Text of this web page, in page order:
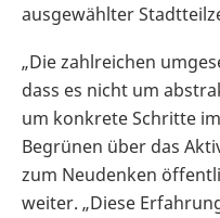
ausgewählter
„Die zahlreichen
dass es nicht um
um konkrete Schritte
Begrünen über das
zum Neudenken
weiter. „Diese